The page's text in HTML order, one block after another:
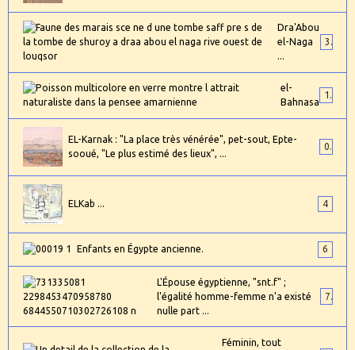
Dra'Abou
el-Naga
...
3
el-
Bahnasa
1
EL-Karnak : "La place très vénérée", pet-sout, Epte-
sooué, "Le plus estimé des lieux", ...
0
ELKab ... 4
Enfants en Égypte ancienne. 6
L'Épouse égyptienne, "snt.f" ;
l'égalité homme-femme n'a existé
nulle part ...
Féminin, tout